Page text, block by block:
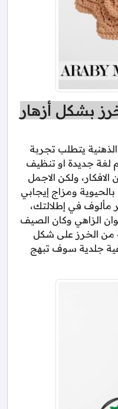
بشكل أزهار
يتطلب تجربة
لغة جديدة او تنظيف
ولكن الاجمل
ومزاج إيجابي
في إطلالتك،
الزاهي وكان الصيف
من الخرز على شكل
جلدية سوف تبهج